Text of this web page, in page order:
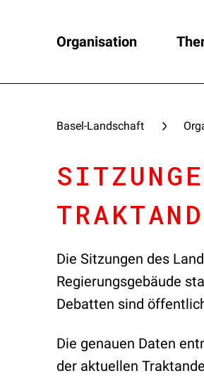
Organisation
Basel-Landschaft
Die Sitzungen des
Regierungsgebäude
Debatten sind
Die genauen Daten
der aktuellen